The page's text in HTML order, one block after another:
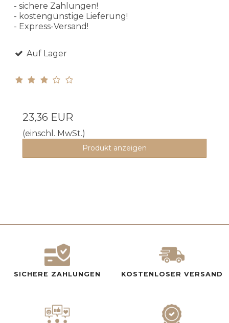
- sichere Zahlungen!
- kostengünstige Lieferung!
- Express-Versand!
Auf Lager
23,36 EUR
(einschl. MwSt.)
Produkt anzeigen
SICHERE ZAHLUNGEN KOSTENLOSER VERSAND